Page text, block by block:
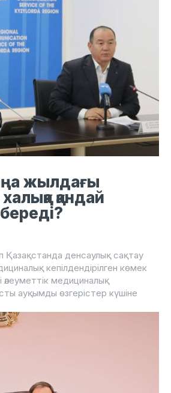
жылдағы
қандай
Қазақстанда денсаулық сақтау
кепілдендірілген көмек
әлеуметтік медициналық
ауқымды өзгерістер күшіне